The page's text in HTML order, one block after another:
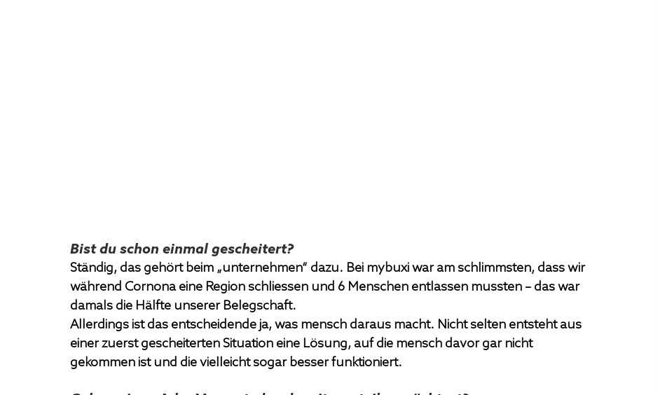
Bist du schon einmal gescheitert?
Ständig, das gehört beim „unternehmen“ dazu. Bei mybuxi war am schlimmsten, dass wir
während Cornona eine Region schliessen und 6 Menschen entlassen mussten – das war
damals die Hälfte unserer Belegschaft.
Allerdings ist das entscheidende ja, was mensch daraus macht. Nicht selten entsteht aus
einer zuerst gescheiterten Situation eine Lösung, auf die mensch davor gar nicht
gekommen ist und die vielleicht sogar besser funktioniert.